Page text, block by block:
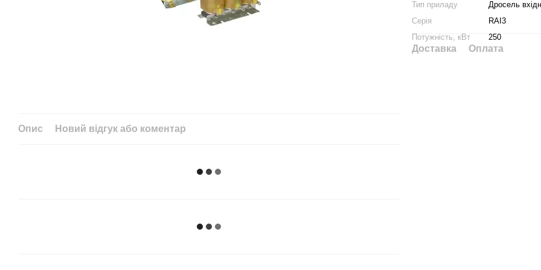
Опис Новий відгук або коментар
Тип приладу
Дросель
Серія
RAI3
Потужність, кВт
250
Доставка Оплата